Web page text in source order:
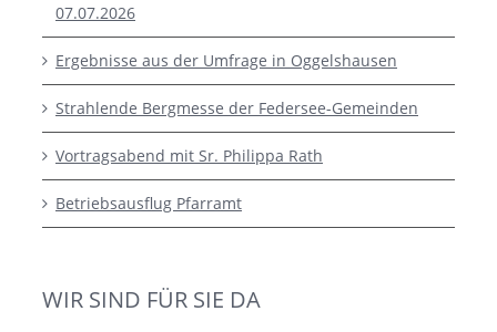
07.07.2026
Ergebnisse aus der Umfrage in Oggelshausen
Strahlende Bergmesse der Federsee-Gemeinden
Vortragsabend mit Sr. Philippa Rath
Betriebsausflug Pfarramt
WIR SIND FÜR SIE DA